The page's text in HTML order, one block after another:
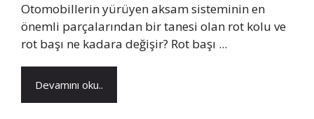
Otomobillerin yürüyen aksam sisteminin en
önemli parçalarından bir tanesi olan rot kolu ve
rot başı ne kadara değişir? Rot başı ...
Devamını oku..